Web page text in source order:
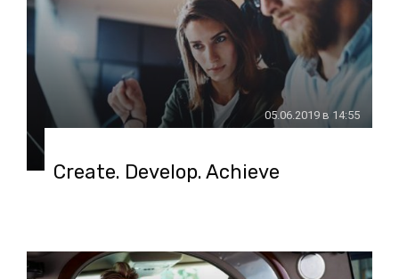
05.06.2019 в 14:55
Сreate. Develop. Achieve